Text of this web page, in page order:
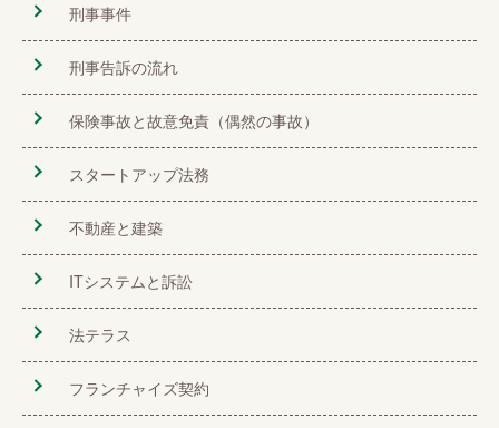
刑事事件
刑事告訴の流れ
保険事故と故意免責（偶然の事故）
スタートアップ法務
不動産と建築
ITシステムと訴訟
法テラス
フランチャイズ契約